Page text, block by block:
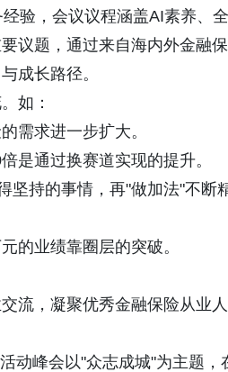
验，会议议程涵盖AI素养、
议题，通过来自海内外金融
成长路径。
如：
求进一步扩大。
通过换赛道实现的提升。
持的事情，再"做加法"不断
业绩靠圈层的突破。
，凝聚优秀金融保险从业
峰会以"众志成城"为主题，